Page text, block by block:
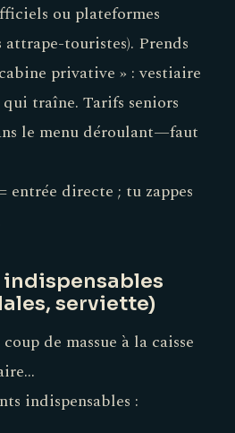
ou plateformes
attrape-touristes). Prends
privative » : vestiaire
qui traîne. Tarifs seniors
le menu déroulant—faut
directe ; tu zappes
serviette)
de massue à la caisse
indispensables :